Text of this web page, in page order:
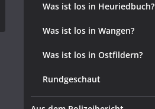
Was ist los in Heuriedbuch?
Was ist los in Wangen?
Was ist los in Ostfildern?
Rundgeschaut